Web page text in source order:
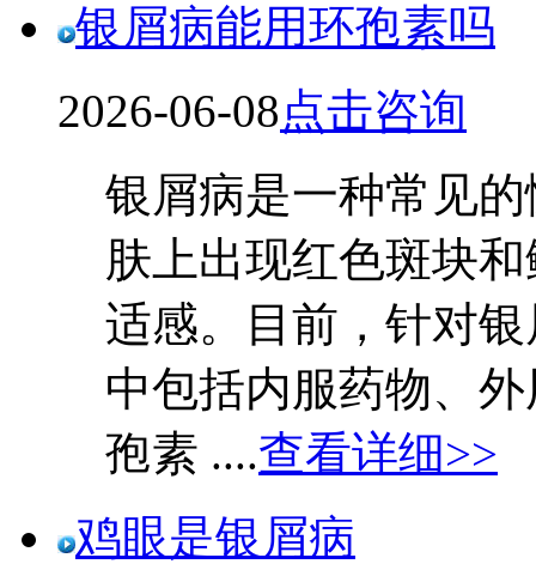
银屑病能用环孢素吗
2026-06-08点击咨询
银屑病是一种常见
肤上出现红色斑块
适感。目前，针对
中包括内服药物、
孢素 ....查看详细>>
鸡眼是银屑病